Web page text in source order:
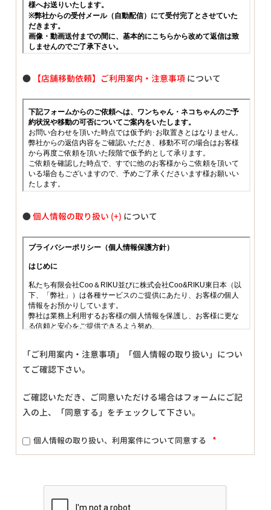
● 【店舗移動依頼】ご利用案内・注意事項 について
●個人情報の取り扱い について
「ご利用案内・注意事項」「個人情報の取り扱い」につい
てご確認下さい。
ご確認いただき、ご同意いただける場合はフォームにご記
入の上、「同意する」をチェックして下さい。
個人情報の取り扱い、利用案件について同意する *